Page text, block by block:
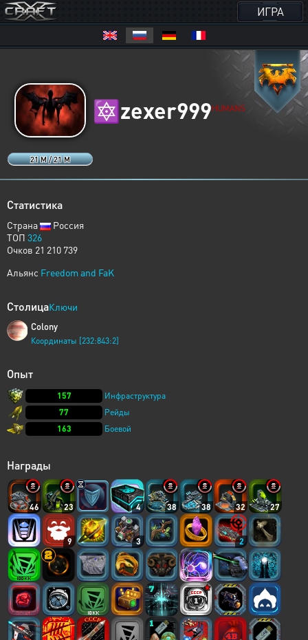
ИГРА
21 M / 21 M
🔯zexer999HUMANS
Статистика
Страна
Россия
ТОП 326
Очков 21 210 739
Альянс Freedom and FaK
СтолицаКлючи
Colony
Координаты [232:843:2]
Опыт
157
Инфраструктура
77
Рейды
163
Боевой
Награды
46 23 4 38 38 32 27
9 3 2